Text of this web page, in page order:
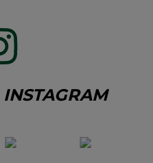
INSTAGRAM